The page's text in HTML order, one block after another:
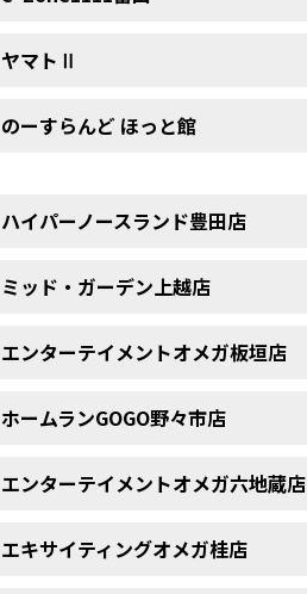
ヤマトⅡ
のーすらんど ほっと館
ハイパーノースランド豊田店
ミッド・ガーデン上越店
エンターテイメントオメガ板垣店
ホームランGOGO野々市店
エンターテイメントオメガ六地蔵店
エキサイティングオメガ桂店